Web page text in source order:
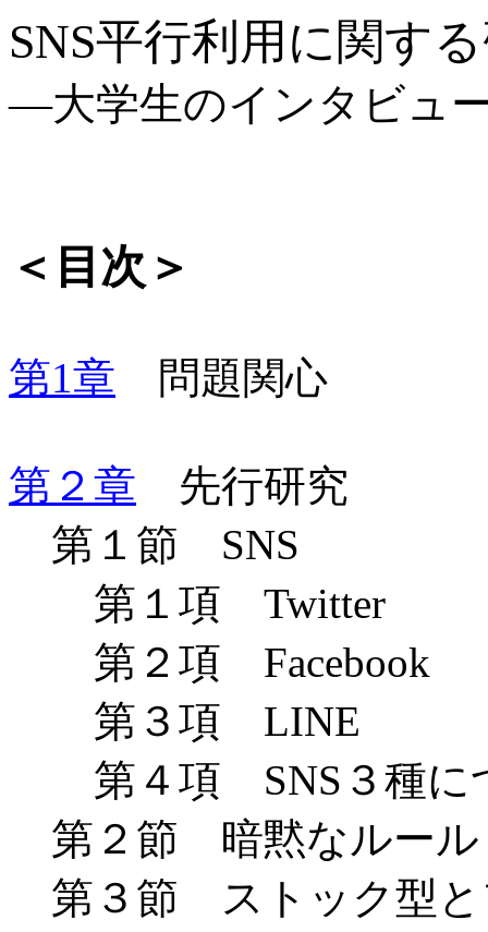
SNS平行利用に関す
―大学生のインタビュ
＜目次＞
第1章 問題関心
第２章 先行研究
第１節 SNS
第１項 Twitter
第２項 Facebook
第３項 LINE
第４項 SNS ３種
第２節 暗黙なルール
第３節 ストック型と